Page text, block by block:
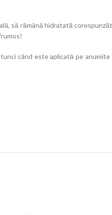
să rămână hidratată
când este aplicată pe anumite